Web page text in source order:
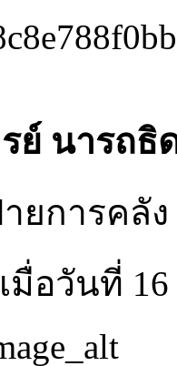
ย์ นารถธิ
ยการคลั
อวันที่